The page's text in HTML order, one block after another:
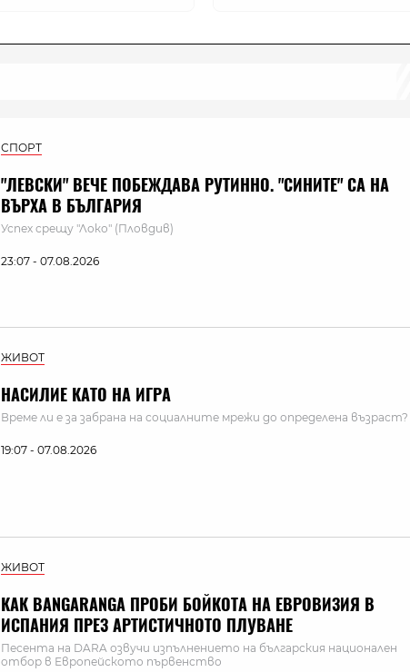
СПОРТ
"ЛЕВСКИ" ВЕЧЕ ПОБЕЖДАВА РУТИННО. "СИНИТЕ" СА НА
ВЪРХА В БЪЛГАРИЯ
Успех срещу "Локо" (Пловдив)
23:07 - 07.08.2026
ЖИВОТ
НАСИЛИЕ КАТО НА ИГРА
Време ли е за забрана на социалните мрежи до определена възраст?
19:07 - 07.08.2026
ЖИВОТ
КАК BANGARANGA ПРОБИ БОЙКОТА НА ЕВРОВИЗИЯ В
ИСПАНИЯ ПРЕЗ АРТИСТИЧНОТО ПЛУВАНЕ
Песента на DARA озвучи изпълнението на българския национален
отбор в Европейското първенство